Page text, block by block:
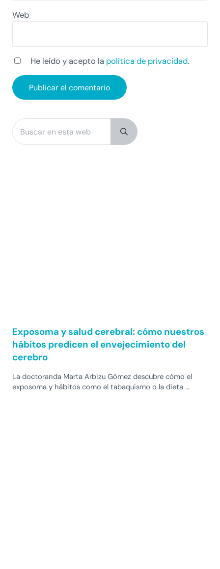
Web
He leído y acepto la política de privacidad.
Sidebar
Buscar en esta web
Submit search
Exposoma y salud cerebral: cómo nuestros
hábitos predicen el envejecimiento del
cerebro
La doctoranda Marta Arbizu Gómez descubre cómo el
exposoma y hábitos como el tabaquismo o la dieta …